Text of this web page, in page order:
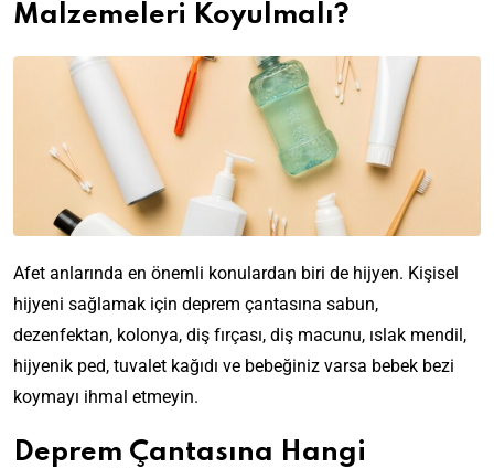
Malzemeleri Koyulmalı?
Afet anlarında en önemli konulardan biri de hijyen. Kişisel
hijyeni sağlamak için deprem çantasına sabun,
dezenfektan, kolonya, diş fırçası, diş macunu, ıslak mendil,
hijyenik ped, tuvalet kağıdı ve bebeğiniz varsa bebek bezi
koymayı ihmal etmeyin.
Deprem Çantasına Hangi